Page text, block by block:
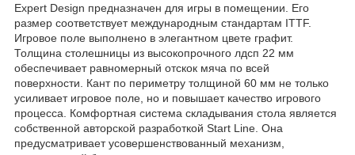
Expert Design предназначен для игры в помещении. Его
размер соответствует международным стандартам ITTF.
Игровое поле выполнено в элегантном цвете графит.
Толщина столешницы из высокопрочного лдсп 22 мм
обеспечивает равномерный отскок мяча по всей
поверхности. Кант по периметру толщиной 60 мм не только
усиливает игровое поле, но и повышает качество игрового
процесса. Комфортная система складывания стола является
собственной авторской разработкой Start Line. Она
предусматривает усовершенствованный механизм,